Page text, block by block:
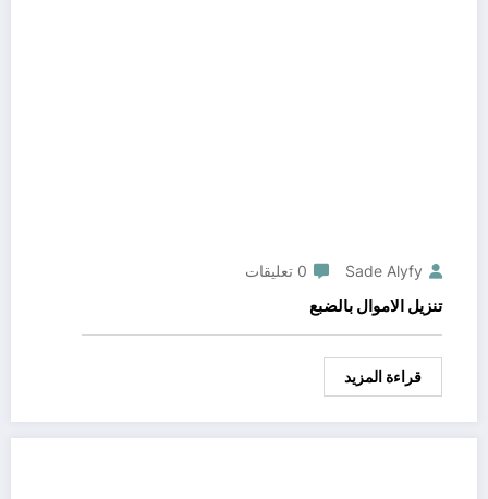
Sade Alyfy 0 تعليقات
تنزيل الاموال بالضبع
قراءة المزيد